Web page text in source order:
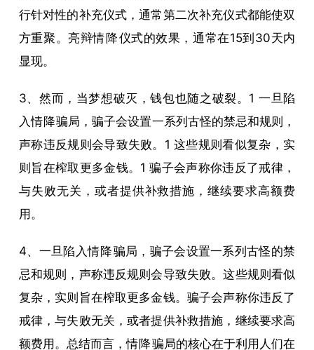
行针对性的补充仪式，通常第二次补充仪式都能使双
方重聚。亮辩情降仪式的效果，通常在15到30天内
显现。
3、然而，当梦想破灭，钱包也随之破裂。1 一旦陷
入情降骗局，骗子会设置一系列古怪的禁忌和规则，
声称违反规则会导致失败。1 这些规则看似复杂，实
则旨在榨取更多金钱。1 骗子会声称你违反了戒律，
与失败无关，或者提供补救措施，继续要求高额费
用。
4、一旦陷入情降骗局，骗子会设置一系列古怪的禁
忌和规则，声称违反规则会导致失败。这些规则看似
复杂，实则旨在榨取更多金钱。骗子会声称你违反了
戒律，与失败无关，或者提供补救措施，继续要求高
额费用。总结而言，情降骗局的核心在于利用人们在